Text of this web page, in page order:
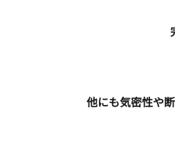
他にも気密性や